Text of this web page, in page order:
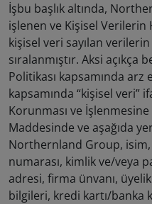
İşbu başlık altında,
işlenen ve Kişisel Verilerin
kişisel veri sayılan
sıralanmıştır. Aksi
Politikası kapsamında
kapsamında “kişisel veri”
Korunması ve
Maddesinde ve aşağıda
Northernland Group,
numarası, kimlik ve/veya
adresi, firma ünvanı,
bilgileri, kredi kartı/banka